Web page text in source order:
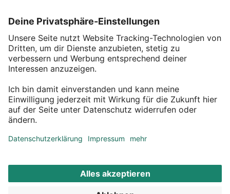
Service
Über DEPOT
Kontakt
Aktionsbedingungen